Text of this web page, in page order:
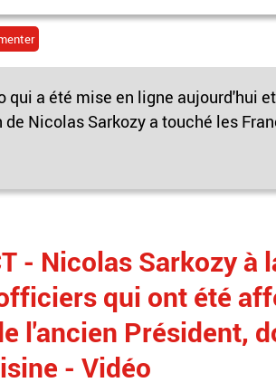
qui a été mise en ligne aujourd'hui
Nicolas Sarkozy a touché les
- Nicolas Sarkozy à
qui ont été
l'ancien Président,
- Vidéo